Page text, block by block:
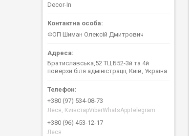
Decor-In
ФОП Шиман Олексій Дмитрович
Братиславська,52 ТЦ Б52-3й та 4й
поверхи біля адміністрації, Київ, Україна
+380 (97) 534-08-73
Леся, КиївстарViberWhatsAppTelegram
+380 (96) 453-12-17
Леся